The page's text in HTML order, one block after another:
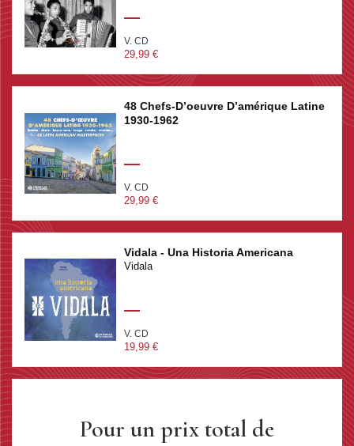
QUIERE TRIO SEIBANO • ZINGARA MARIO GENNARI
FILHO • BERMUDA’S STILL PARADISE THE TALBOT
BROTHERS • GIVE AN UGLY WOMAN MATRIMONY
THE TALBOT BROTHERS • COME CLOSER TO ME
(ACERCA-TE MAS) DICK CONTINO • SWEET AND
ART VAN DAMME QUINTET.
V. CD
29,99 €
48 Chefs-D’oeuvre D’amérique Latine
1930-1962
V. CD
29,99 €
Vidala - Una Historia Americana
Vidala
V. CD
19,99 €
Pour un prix total de